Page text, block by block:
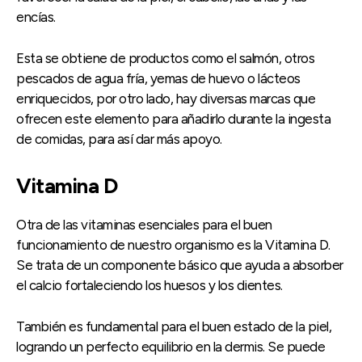
encías.
Esta se obtiene de productos como el salmón, otros
pescados de agua fría, yemas de huevo o lácteos
enriquecidos, por otro lado, hay diversas marcas que
ofrecen este elemento para añadirlo durante la ingesta
de comidas, para así dar más apoyo.
Vitamina D
Otra de las vitaminas esenciales para el buen
funcionamiento de nuestro organismo es la Vitamina D.
Se trata de un componente básico que ayuda a absorber
el calcio fortaleciendo los huesos y los dientes.
También es fundamental para el buen estado de la piel,
logrando un perfecto equilibrio en la dermis. Se puede